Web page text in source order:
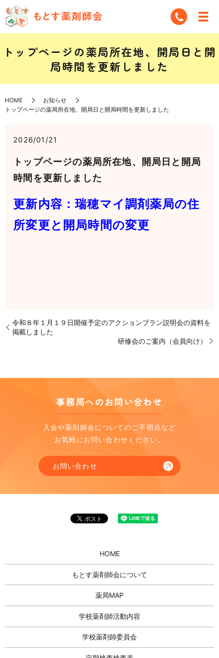
トップページの薬局所在地、開局日と開
局時間を更新しました
HOME
お知らせ
トップページの薬局所在地、開局日と開局時間を更新しました
2026/01/21
トップページの薬局所在地、開局日と開局
時間を更新しました
更新内容：瑞穂マイ調剤薬局の住
所変更と開局時間の変更
令和８年１月１９日開催予定のアクションプラン説明会の資料を
掲載しました
研修会のご案内（会員向け）
事務局へのお問い合わせ
入会や薬剤師会についてのご不明点など
お気軽にお問い合わせください。
お問い合わせ
HOME
もとす薬剤師会について
薬局MAP
学校薬剤師活動内容
学校薬剤師委員会